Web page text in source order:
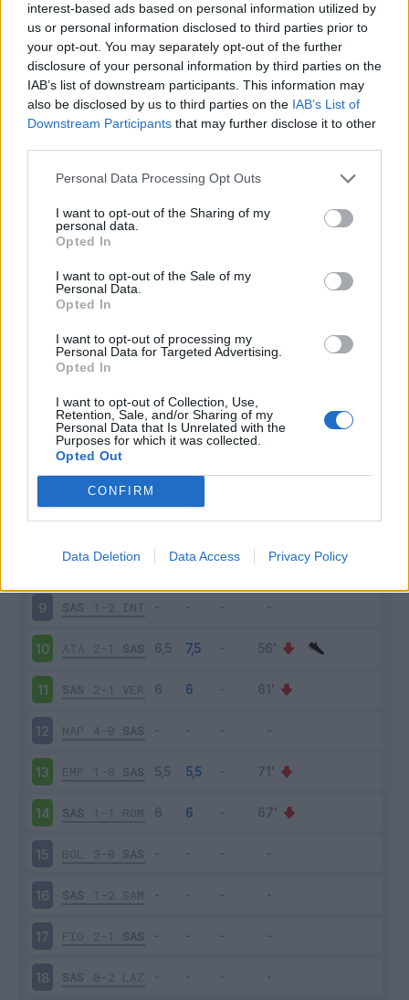
interest-based ads based on personal information utilized by
us or personal information disclosed to third parties prior to
your opt-out. You may separately opt-out of the further
disclosure of your personal information by third parties on the
IAB’s list of downstream participants. This information may
also be disclosed by us to third parties on the IAB’s List of
Downstream Participants that may further disclose it to other
Personal Data Processing Opt Outs
I want to opt-out of the Sharing of my
personal data.
Opted In
I want to opt-out of the Sale of my
Personal Data.
Opted In
I want to opt-out of processing my
Personal Data for Targeted Advertising.
Opted In
I want to opt-out of Collection, Use,
Retention, Sale, and/or Sharing of my
Personal Data that Is Unrelated with the
Purposes for which it was collected.
Opted Out
CONFIRM
Data Deletion Data Access Privacy Policy
Classic Mantra
Riepilogo stagione
Entrato 0 - 0
Squalificato 0 - 0%
Inutilizzato 27 - 84
Scarica riepilogo
stagionale
Scarica
Voto
7 TOR 0-1 SAS
SAS 5-0 SAL
9 SAS 1-2 INT
10 ATA 2-1 SAS
11 SAS 2-1 VER
12 NAP 4-0 SAS
13 EMP 1-0 SAS
14 SAS 1-1 ROM
15 BOL 3-0 SAS
16 SAS 1-2 SAM
17 FIO 2-1 SAS
18 SAS 0-2 LAZ